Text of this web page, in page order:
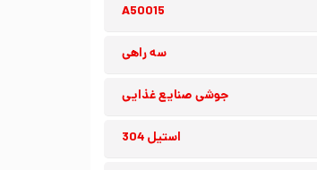
A50015
سه راهی
جوشی صنایع غذایی
استیل 304